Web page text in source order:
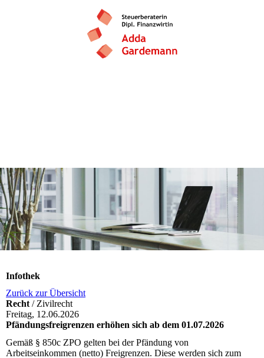
Infothek
Zurück zur Übersicht
Recht / Zivilrecht
Freitag, 12.06.2026
Pfändungsfreigrenzen erhöhen sich ab dem 01.07.2026
Gemäß § 850c ZPO gelten bei der Pfändung von
Arbeitseinkommen (netto) Freigrenzen. Diese werden sich zum